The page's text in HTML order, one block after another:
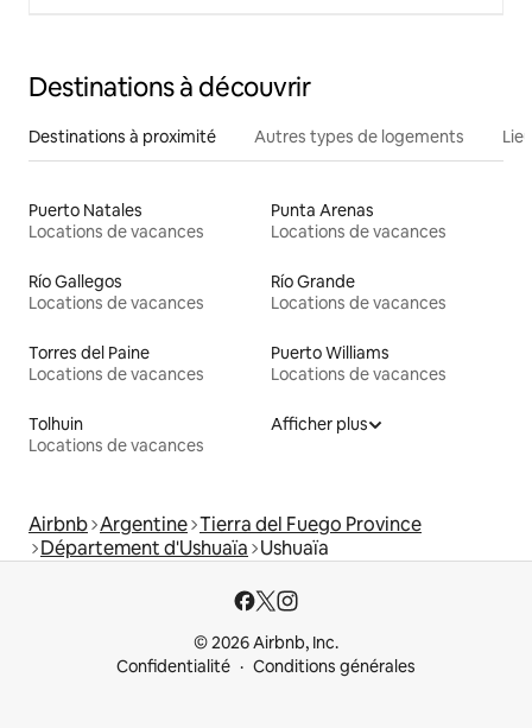
Destinations à découvrir
Destinations à proximité Autres types de logements
Puerto Natales
Locations de vacances
Punta Arenas
Locations de vacances
Río Gallegos
Locations de vacances
Río Grande
Locations de vacances
Torres del Paine
Locations de vacances
Puerto Williams
Locations de vacances
Tolhuin
Locations de vacances
Afficher plus
Airbnb Argentine Tierra del Fuego Province
Département d'Ushuaïa Ushuaïa
© 2026 Airbnb, Inc.
Confidentialité
Conditions générales